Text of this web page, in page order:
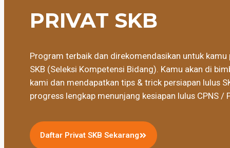
PRIVAT SKB
Program terbaik dan direkomendasikan untuk kamu
SKB (Seleksi Kompetensi Bidang). Kamu akan di
kami dan mendapatkan tips & trick persiapan lulus
progress lengkap menunjang kesiapan lulus CPNS /
Daftar Privat SKB Sekarang